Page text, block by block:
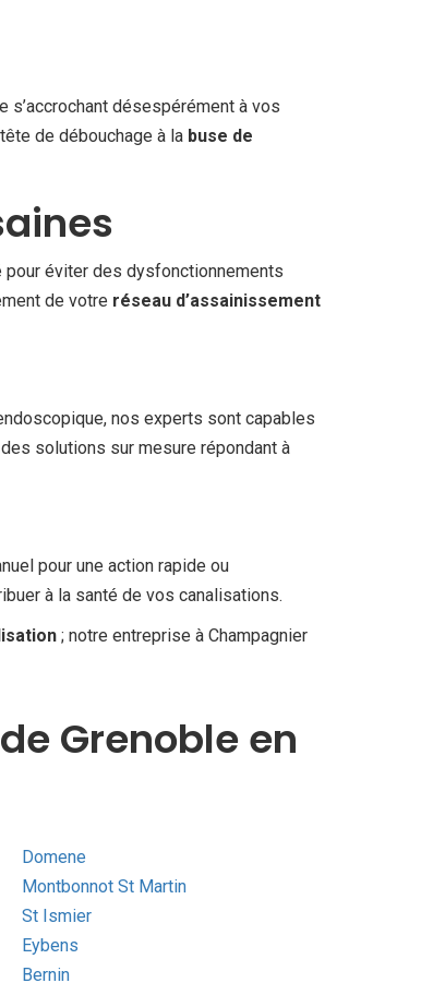
s’accrochant désespérément à vos
de débouchage à la buse de
pour éviter des dysfonctionnements
de votre réseau d’assainissement
nos experts sont capables
solutions sur mesure répondant à
pour une action rapide ou
à la santé de vos canalisations.
; notre entreprise à Champagnier
Grenoble en
Domene
Montbonnot St Martin
St Ismier
Eybens
Bernin